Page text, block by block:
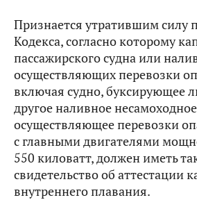
Признается утратившим силу
Кодекса, согласно которому
пассажирского судна или
осуществляющих перевозки
включая судно, буксирующее
другое наливное
осуществляющее перевозки
с главными двигателями
550 киловатт, должен иметь
свидетельство об аттестации
внутреннего плавания.